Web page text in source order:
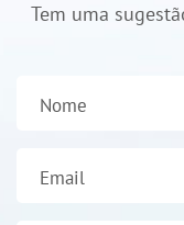
Tem uma
Nome
Email